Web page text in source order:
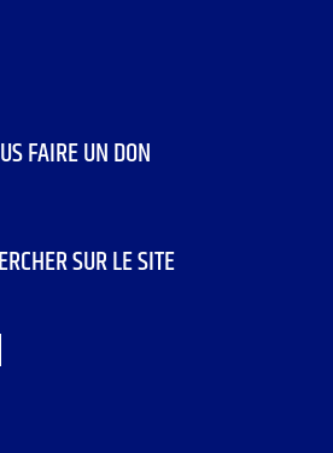
FAIRE UN DON
SUR LE SITE